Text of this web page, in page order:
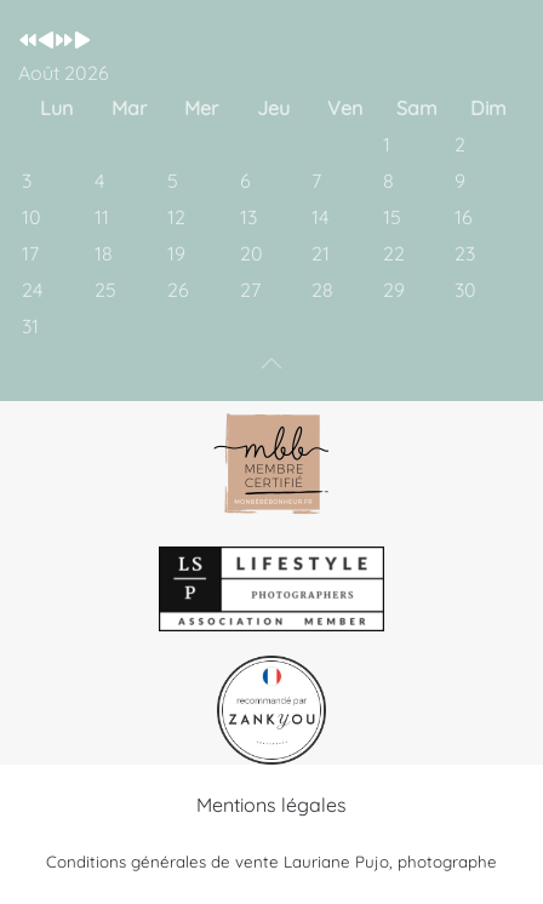
Année
précédente
Mois
précédent
Année
suivante
Mois
suivant
Août 2026
Lun
Mar Mer Jeu Ven Sam
Dim
1
2
3
4 5 6 7 8
9
10
11 12 13 14 15
16
17
18 19 20 21 22
23
24
25 26 27 28 29
30
31
Mentions légales
Conditions générales de vente Lauriane Pujo, photographe